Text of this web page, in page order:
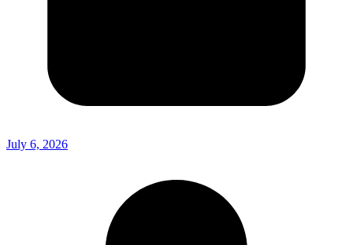
July 6, 2026